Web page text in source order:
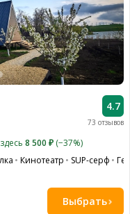
73 отзывов
4.7
здесь 8 500 ₽ (−37%)
Кинотеатр SUP-серф
Выбрать